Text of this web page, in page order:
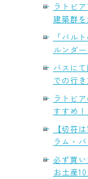
ラトビ
建築群を
「バル
ルンダ
バスに
での行
ラトビ
すすめ
【切符
ラム・
必ず買
お土産